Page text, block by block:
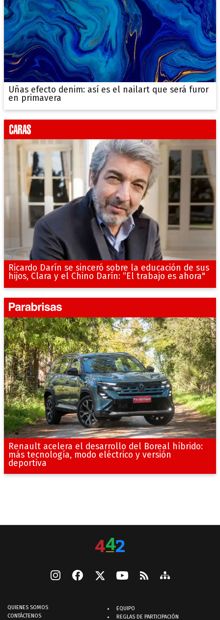
Uñas efecto denim: así es el nailart que será furor
en primavera
Ricardo Darín se sinceró sobre la educación de sus
hijos, Clara y el Chino Darín: “El trabajo es ahora"
Renault acelera el desarrollo del Boreal híbrido:
más tecnología, modo eléctrico y versión
deportiva
QUIENES SOMOS
CONTÁCTENOS
EQUIPO
REGLAS DE PARTICIPACIÓN